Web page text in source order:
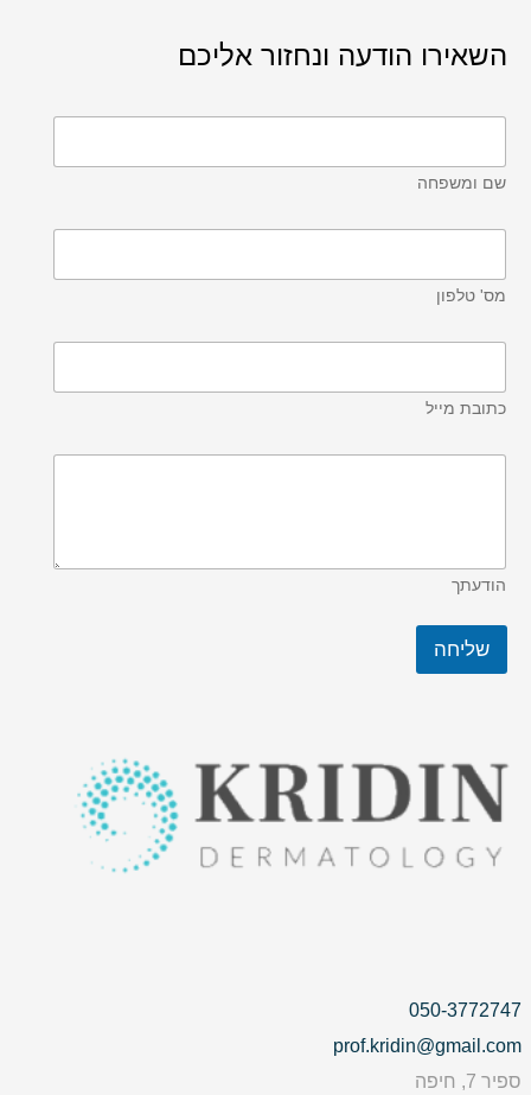
השאירו הודעה ונחזור אליכם
שם ומשפחה
מס' טלפון
כתובת מייל
הודעתך
שליחה
050-3772747
prof.kridin@gmail.com
ספיר 7, חיפה